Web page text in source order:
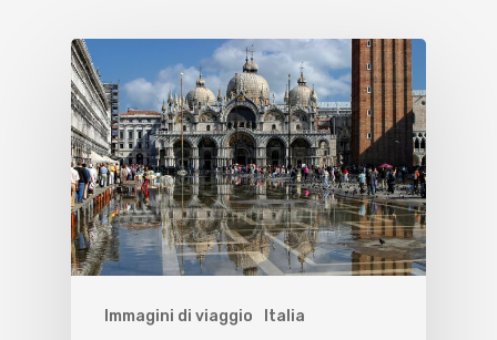
Immagini di viaggio Italia